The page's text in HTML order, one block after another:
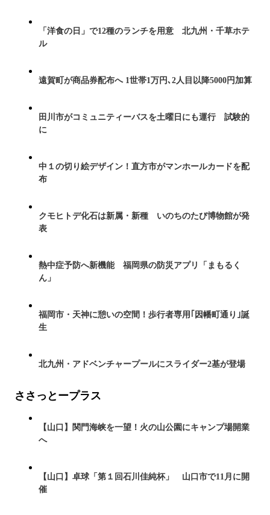
「洋食の日」で12種のランチを用意 北九州・千草ホテ
ル
遠賀町が商品券配布へ 1世帯1万円､2人目以降5000円加算
田川市がコミュニティーバスを土曜日にも運行 試験的
に
中１の切り絵デザイン！直方市がマンホールカードを配
布
クモヒトデ化石は新属・新種 いのちのたび博物館が発
表
熱中症予防へ新機能 福岡県の防災アプリ「まもるく
ん」
福岡市・天神に憩いの空間！歩行者専用｢因幡町通り｣誕
生
北九州・アドベンチャープールにスライダー2基が登場
ささっとープラス
【山口】関門海峡を一望！火の山公園にキャンプ場開業
へ
【山口】卓球「第１回石川佳純杯」 山口市で11月に開
催